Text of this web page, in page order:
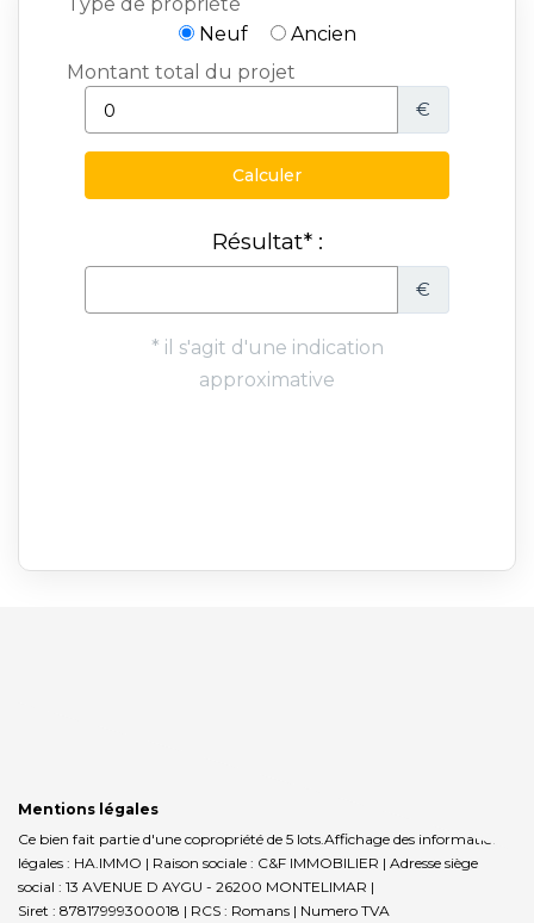
Mentions légales
Ce bien fait partie d'une copropriété de 5 lots.Affichage des informations
légales : HA.IMMO | Raison sociale : C&F IMMOBILIER | Adresse siège
social : 13 AVENUE D AYGU - 26200 MONTELIMAR |
Siret : 87817999300018 | RCS : Romans | Numero TVA